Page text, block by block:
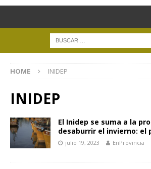
HOME INIDEP
INIDEP
El Inidep se suma a la
desaburrir el invierno: el
julio 19, 2023 EnProvincia